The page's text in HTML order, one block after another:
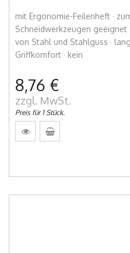
mit Ergonomie-Feilenheft ·
Schneidwerkzeugen geeignet
von Stahl und Stahlguss ·
Griffkomfort · kein
8,76 €
zzgl. MwSt.
Preis für 1 Stück.